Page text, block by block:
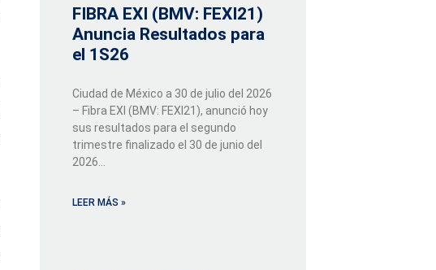
FIBRA EXI (BMV: FEXI21)
Anuncia Resultados para
el 1S26
Ciudad de México a 30 de julio del 2026
– Fibra EXI (BMV: FEXI21), anunció hoy
sus resultados para el segundo
trimestre finalizado el 30 de junio del
2026...
LEER MÁS »